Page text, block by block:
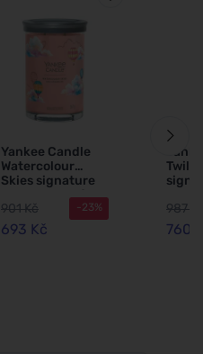
Yankee Candle
Watercolour
Skies signature
tumbler velký
567 g
901 Kč
693 Kč
-23%
987
760